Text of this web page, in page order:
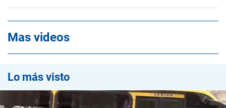
Mas videos
Lo más visto